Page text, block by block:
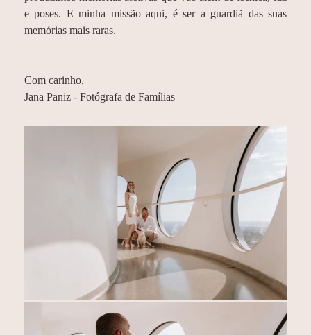
e poses. E minha missão aqui, é ser a guardiã das suas
memórias mais raras.
Com carinho,
Jana Paniz - Fotógrafa de Famílias